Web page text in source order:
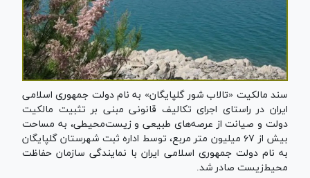
سند مالکیت «تالاب شور گلپایگان» به نام دولت جمهوری اسلامی
ایران در راستای اجرای تکالیف قانونی مبنی بر تثبیت مالکیت
دولت و صیانت از عرصه‌های طبیعی و زیست‌محیطی، به مساحت
بیش از ۶۷ میلیون متر مربع، توسط اداره ثبت شهرستان گلپایگان
به نام دولت جمهوری اسلامی ایران با نمایندگی سازمان حفاظت
محیط‌زیست صادر شد.